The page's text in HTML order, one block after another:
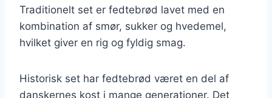
Traditionelt set er fedtebrød lavet med en
kombination af smør, sukker og hvedemel,
hvilket giver en rig og fyldig smag.
Historisk set har fedtebrød været en del af
danskernes kost i mange generationer. Det